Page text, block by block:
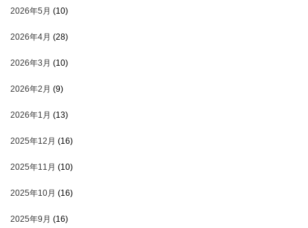
2026年5月 (10)
2026年4月 (28)
2026年3月 (10)
2026年2月 (9)
2026年1月 (13)
2025年12月 (16)
2025年11月 (10)
2025年10月 (16)
2025年9月 (16)